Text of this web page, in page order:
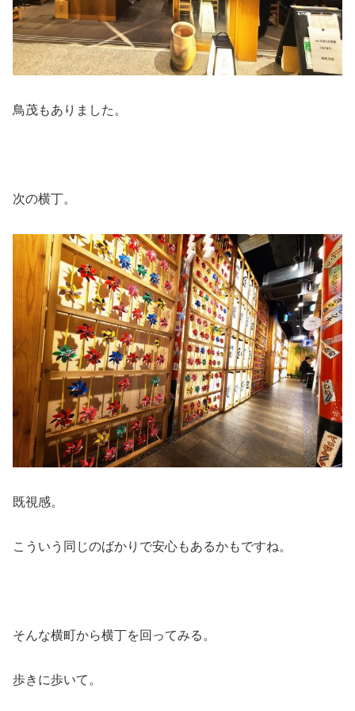
鳥茂もありました。
次の横丁。
既視感。
こういう同じのばかりで安心もあるかもですね。
そんな横町から横丁を回ってみる。
歩きに歩いて。